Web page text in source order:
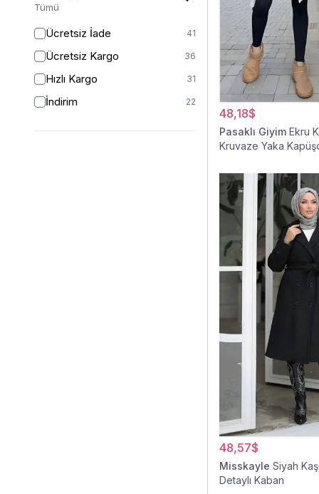
Tümü
Ücretsiz İade 41
Ücretsiz Kargo 36
Hızlı Kargo 31
İndirim 22
48,18$
Pasaklı Giyim Ekru
Kruvaze Yaka
48,57$
Misskayle Siyah
Detaylı Kaban